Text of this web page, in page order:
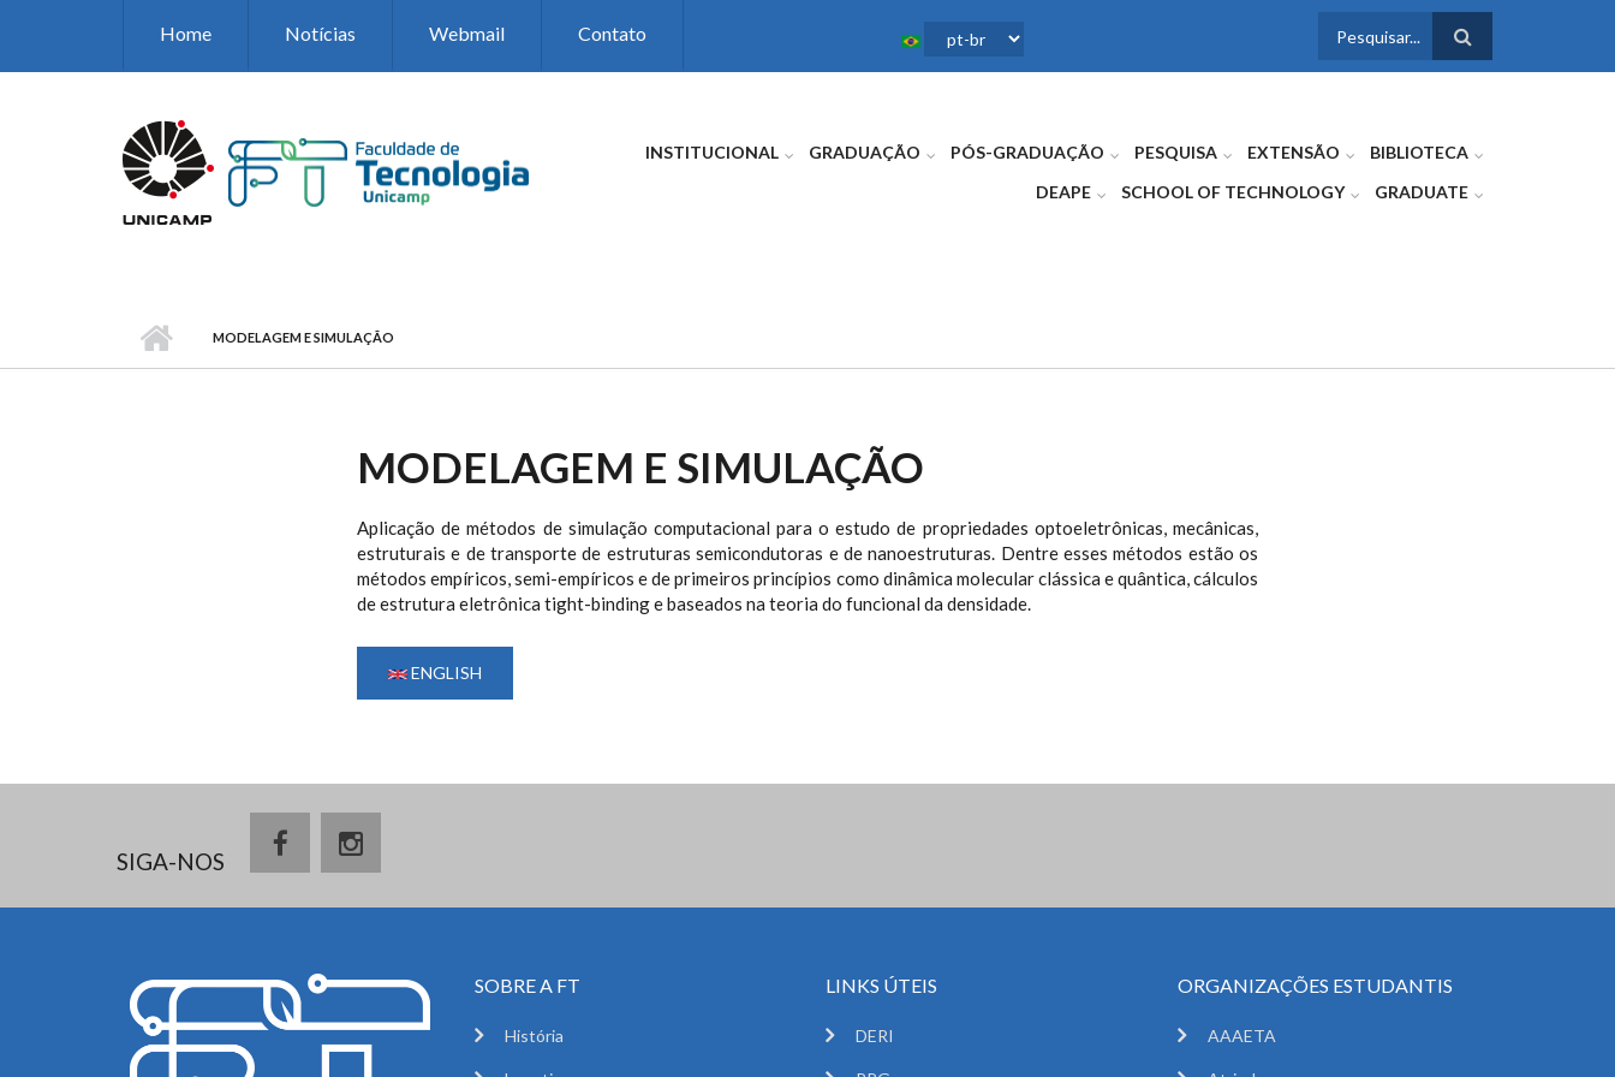
Home Notícias Webmail Contato
FORMULÁRIO
INSTITUCIONAL GRADUAÇÃO PÓS-GRADUAÇÃO PESQUISA EXTENSÃO
BIBLIOTECA
DEAPE
SCHOOL OF TECHNOLOGY GRADUATE
MODELAGEM E SIMULAÇÃO
MODELAGEM E SIMULAÇÃO
Aplicação de métodos de simulação computacional para o estudo de propriedades optoeletrônicas, mecânicas,
estruturais e de transporte de estruturas semicondutoras e de nanoestruturas. Dentre esses métodos estão os
métodos empíricos, semi-empíricos e de primeiros princípios como dinâmica molecular clássica e quântica, cálculos
de estrutura eletrônica tight-binding e baseados na teoria do funcional da densidade.
ENGLISH
SIGA-NOS
SOBRE A FT
História
LINKS ÚTEIS
DERI
ORGANIZAÇÕES ESTUDANTIS
AAAETA